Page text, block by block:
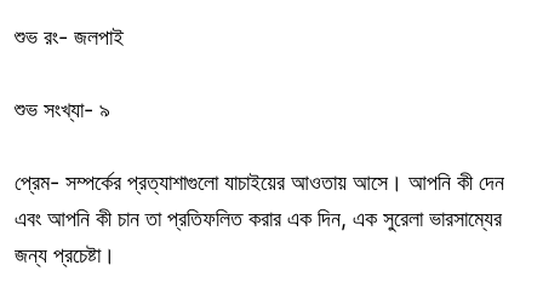
শুভ রং- জলপাই
শুভ সংখ্যা- ৯
প্রেম- সম্পর্কের প্রত্যাশাগুলো যাচাইয়ের আওতায় আসে। আপনি কী দেন
এবং আপনি কী চান তা প্রতিফলিত করার এক দিন, এক সুরেলা ভারসাম্যের
জন্য প্রচেষ্টা।